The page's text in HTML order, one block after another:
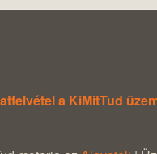
a KiMitTud